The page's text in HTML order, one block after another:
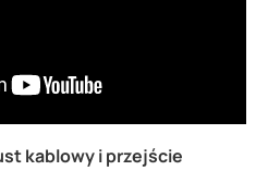
kablowy i przejście